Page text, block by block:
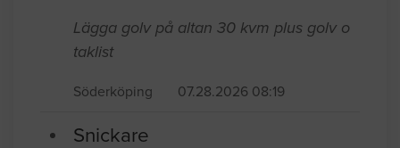
Lägga golv på altan 30 kvm plus golv o
taklist
Söderköping 07.28.2026 08:19
Snickare